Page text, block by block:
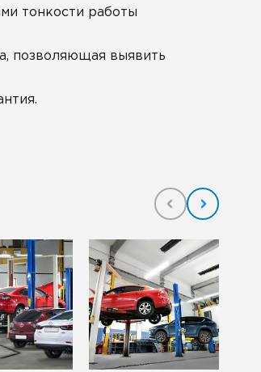
тонкости работы
позволяющая выявить